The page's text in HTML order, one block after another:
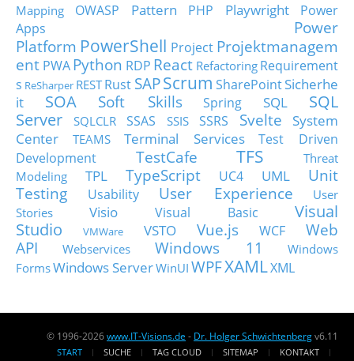
Mapping
OWASP Pattern PHP Playwright
Power
Apps
Power
Platform PowerShell Project Projektmanagem
ent PWA Python RDP React Refactoring Requirement
s ReSharper RESTRust SAPScrum SharePointSicherhe
it
SOA Soft Skills Spring SQL
SQL
Server
SQLCLR SSAS SSIS SSRS Svelte
System
Center
TEAMS Terminal Services
Test Driven
Development
TestCafe TFS
Threat
Modeling
TPL TypeScript UC4 UML
Unit
Testing
Usability User Experience
User
Stories
Visio Visual Basic
Visual
Studio
VMWare VSTO Vue.js WCF
Web
API
Webservices Windows 11
Windows
FormsWindows ServerWinUI WPFXAMLXML
© 1996-2026www.IT-Visions.de - Dr. Holger Schwichtenbergv6.11
START SUCHE TAG CLOUD SITEMAP
KONTAKT